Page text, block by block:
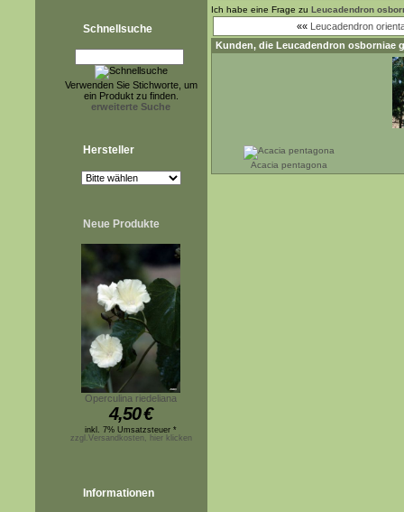
Schnellsuche
Verwenden Sie Stichworte, um
ein Produkt zu finden.
erweiterte Suche
Hersteller
Neue Produkte
Operculina riedeliana
4,50€
inkl. 7% Umsatzsteuer *
zzgl.Versandkosten, hier klicken
Informationen
Ich habe eine Frage zu Leucadendron
«« Leucadendron
Kunden, die Leucadendron osborniae
Acacia pentagona